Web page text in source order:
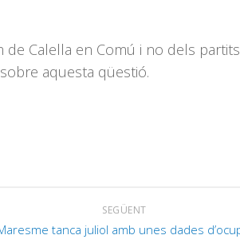
de Calella en Comú i no dels
aquesta qüestió.
SEGÜENT
tanca juliol amb unes dades